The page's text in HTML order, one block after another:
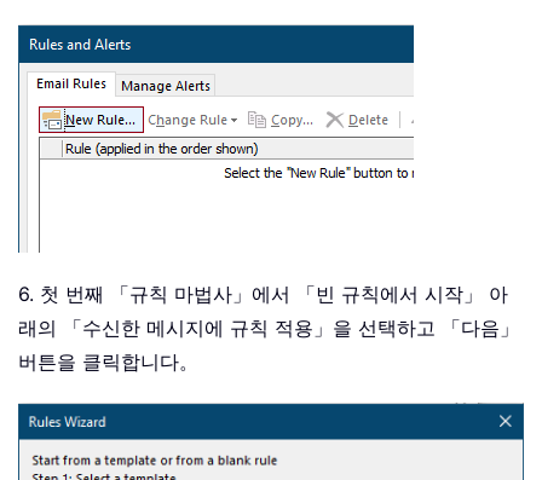
6. 첫 번째 「규칙 마법사」에서 「빈 규칙에서 시작」 아
래의 「수신한 메시지에 규칙 적용」을 선택하고 「다음」
버튼을 클릭합니다。